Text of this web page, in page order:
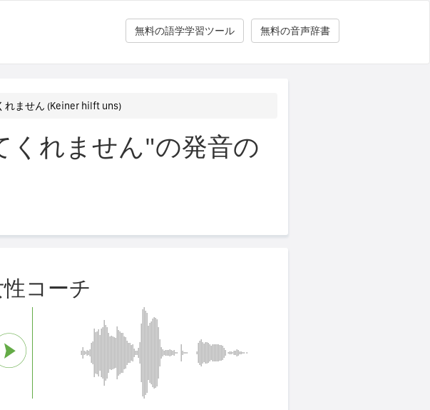
無料の音声辞書
無料の語学学習ツール
れません (Keiner hilft uns)
くれません"の発音の
コーチ